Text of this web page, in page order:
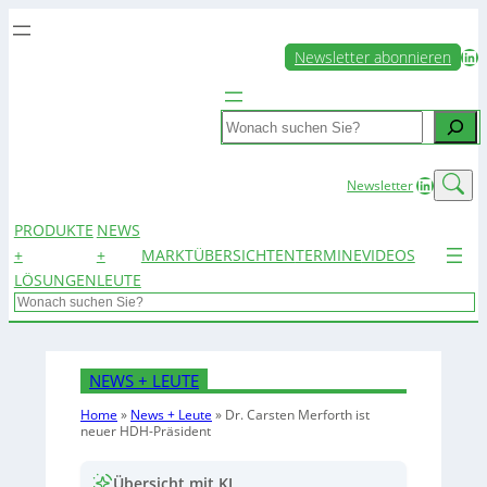
Newsletter abonnieren LinkedIn
Search
NewsletterLinkedIn
PRODUKTE
+
LÖSUNGEN
NEWS
+
LEUTE
MARKTÜBERSICHTENTERMINEVIDEOS
Search
NEWS + LEUTE
Home » News + Leute » Dr. Carsten Merforth ist
neuer HDH-Präsident
Übersicht mit KI